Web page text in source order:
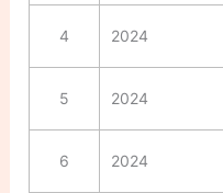
4 2024
5 2024
6 2024